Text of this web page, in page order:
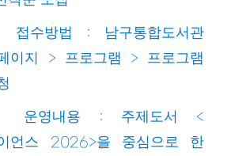
접수방법 :
남구통합도서관
이지 > 프로그램 > 프로그램
운영내용 : 주제도서 <
언스 2026>을 중심으로 한